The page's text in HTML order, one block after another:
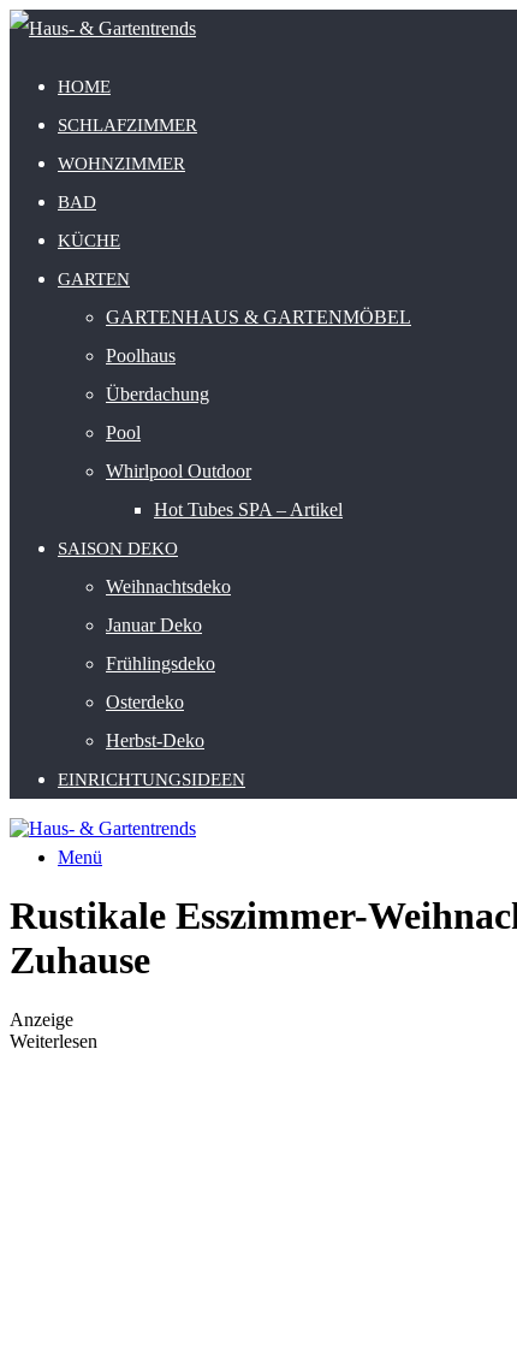
HOME
SCHLAFZIMMER
WOHNZIMMER
BAD
KÜCHE
GARTEN
GARTENHAUS & GARTENMÖBEL
Poolhaus
Überdachung
Pool
Whirlpool Outdoor
Hot Tubes SPA – Artikel
SAISON DEKO
Weihnachtsdeko
Januar Deko
Frühlingsdeko
Osterdeko
Herbst-Deko
EINRICHTUNGSIDEEN
Menü
Rustikale Esszimmer-
Zuhause
Anzeige
Weiterlesen